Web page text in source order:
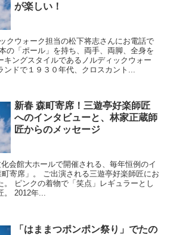
が楽しい！
クウォーク担当の松下将志さんにお電話で
の「ポール」を持ち、両手、両脚、全身を
キングスタイルであるノルディックウォー
ドで１９３０年代、クロスカント...
新春 森町寄席！三遊亭好楽師匠
へのインタビューと、林家正蔵師
匠からのメッセージ
会館大ホールで開催される、毎年恒例のイ
寄席」。 ご出演される三遊亭好楽師匠にお
。 ピンクの着物で「笑点」レギュラーとし
。 2012年...
「はままつポンポン祭り」でたの